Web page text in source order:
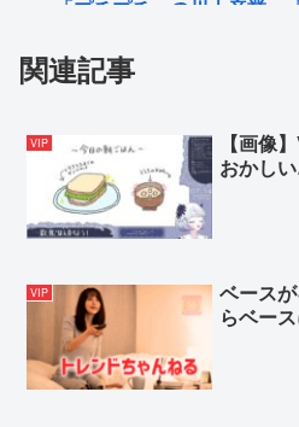
「プチプチ」の川上産業
【お気持ち表明】元メジャ
ネトウヨ「神風特攻隊は
た！」→いつから防衛戦争
ろジャップはwww
Powered by livedoor 相互RSS
関連記事
VIP
【画像
おかし
VIP
ベース
らベー